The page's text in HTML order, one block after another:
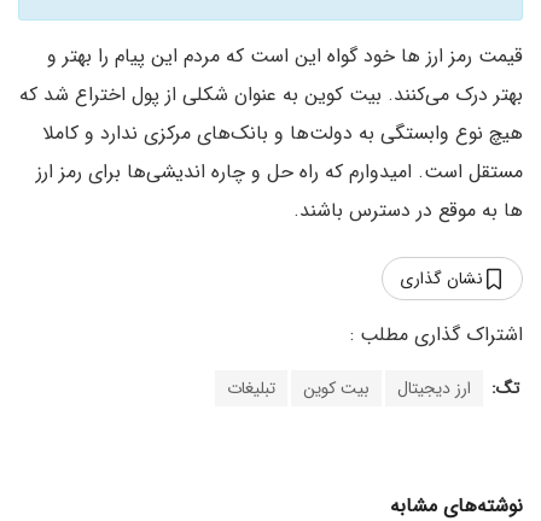
قیمت رمز ارز ها خود گواه این است که مردم این پیام را بهتر و
بهتر درک می‌­کنند. بیت­ کوین به عنوان شکلی از پول اختراع شد که
هیچ نوع وابستگی به دولت‌ها و بانک‌های مرکزی ندارد و کاملا
مستقل است. امیدوارم که راه ­حل­ و چاره ­اندیشی‌­ها برای رمز ارز
ها به موقع در دسترس باشند.
نشان گذاری
تگ: ارز دیجیتال بیت کوین تبلیغات
نوشته‌های مشابه